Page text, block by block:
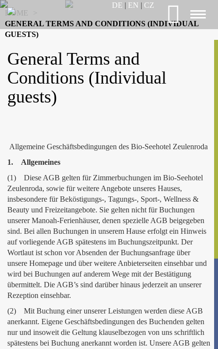
DE | EN | CZ
HOME
>
GENERAL TERMS AND CONDITIONS (INDIVIDUAL
GUESTS)
General Terms and
Conditions (Individual
guests)
Allgemeine Geschäftsbedingungen des Bio-Seehotel Zeulenroda
1. Allgemeines
(1) Diese AGB gelten für Zimmerbuchungen im Bio-Seehotel
Zeulenroda, sowie für weitere Angebote unseres Hauses,
insbesondere für Beköstigungs-, Tagungs-, Sport-, Wellness &
Beauty und Freizeitangebote. Sie gelten nicht für Buchungen
unserer Manoah-Ferienhäuser, denen spezielle AGB beigegeben
sind. Bei allen Buchungen in unserem Hause erfolgt ein Hinweis
auf vorliegende AGB spätestens im Buchungszeitpunkt. Der
Wortlaut ist schon vor Absenden der Buchungsanfrage über
unsere Homepage und über weitere Anbieterseiten einsehbar und
wird bei Buchungen auf anderem Wege mit der Bestätigung
übermittelt. Die AGB’s sind darüber hinaus jederzeit an unserer
Rezeption einsehbar.
(2) Mit Buchung einer unserer Leistungen werden diese AGB
anerkannt. Eigene Geschäftsbedingungen des Buchenden gelten
nur und insoweit die Geltung klauselbezogen von uns schriftlich
spätestens bei Buchung anerkannt worden ist. Unsere AGB gelten